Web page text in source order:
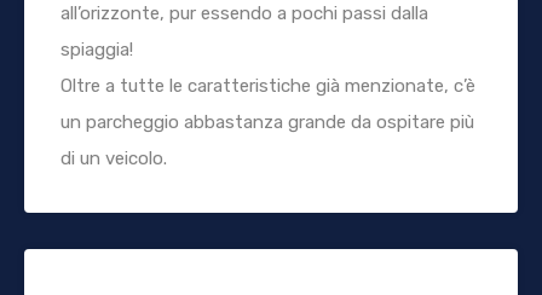
all’orizzonte, pur essendo a pochi passi dalla
spiaggia!
Oltre a tutte le caratteristiche già menzionate, c’è
un parcheggio abbastanza grande da ospitare più
di un veicolo.